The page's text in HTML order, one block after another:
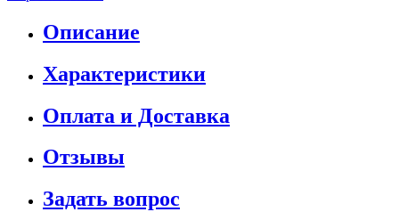
Описание
Характеристики
Оплата и Доставка
Отзывы
Задать вопрос